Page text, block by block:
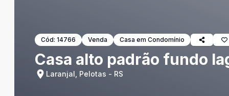
Cód: 14766 Venda Casa em Condomínio
Casa alto padrão fundo
Laranjal, Pelotas - RS